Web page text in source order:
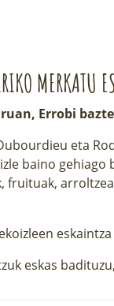
MERKATU
Errobi
eta
baino gehiago
fruituak,
eskas